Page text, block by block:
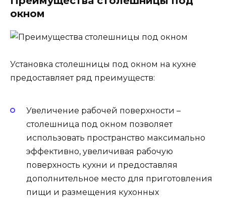
окном
Установка столешницы под окном на кухне
предоставляет ряд преимуществ:
Увеличение рабочей поверхности –
столешница под окном позволяет
использовать пространство максимально
эффективно, увеличивая рабочую
поверхность кухни и предоставляя
дополнительное место для приготовления
пищи и размещения кухонных